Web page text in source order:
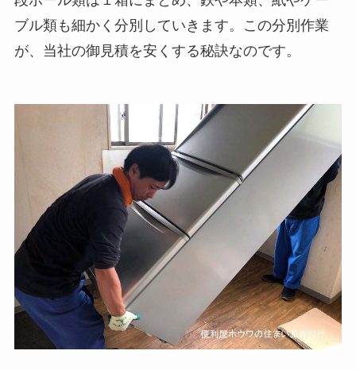
ブル類も細かく分別していきます。この分別作業
が、当社の御見積を安くする秘訣なのです。